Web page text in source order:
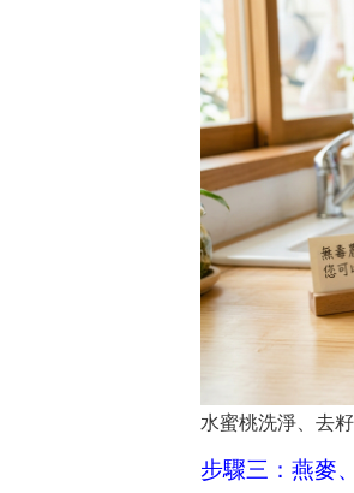
水蜜桃洗淨、去
步驟三：燕麥